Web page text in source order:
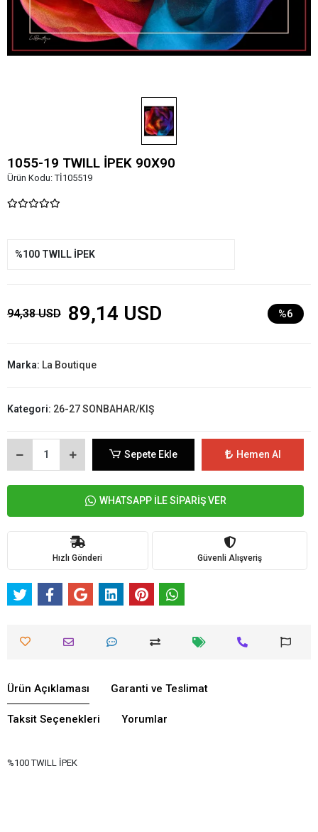
1055-19 TWILL İPEK 90X90
Ürün Kodu:Tİ105519
%100 TWILL İPEK
94,38 USD 89,14 USD %6
Marka: La Boutique
Kategori: 26-27 SONBAHAR/KIŞ
Sepete Ekle Hemen Al
WHATSAPP İLE SİPARİŞ VER
Hızlı Gönderi Güvenli Alışveriş
Ürün Açıklaması Garanti ve Teslimat
Taksit Seçenekleri Yorumlar
%100 TWILL İPEK